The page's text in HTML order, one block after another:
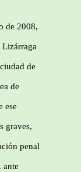
de 2008,
de
de
ese
graves,
penal
ante